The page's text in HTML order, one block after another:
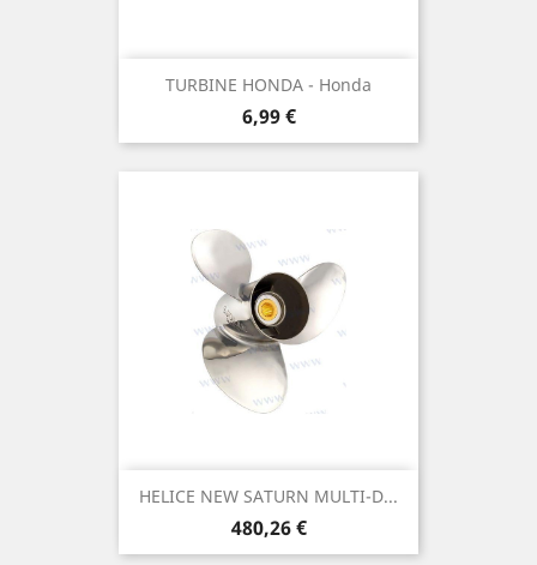
TURBINE HONDA - Honda
Prix
6,99 €
HELICE NEW SATURN MULTI-D...
Prix
480,26 €